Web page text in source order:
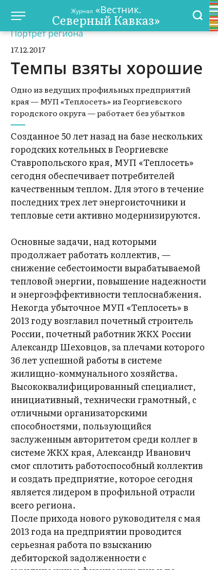
Журнал «Вестник.
Северный Кавказ»
Портрет региона
17.12.2017
Темпы взяты хорошие
Одно из ведущих профильных предприятий
края — МУП «Теплосеть» из Георгиевского
городского округа — работает без убытков
Созданное 50 лет назад на базе нескольких
городских котельных в Георгиевске
Ставропольского края, МУП «Теплосеть»
сегодня обеспечивает потребителей
качественным теплом. Для этого в течение
последних трех лет энергоисточники и
тепловые сети активно модернизируются.
Основные задачи, над которыми
продолжает работать коллектив, —
снижение себестоимости вырабатываемой
тепловой энергии, повышение надежности
и энергоэффективности теплоснабжения.
Некогда убыточное МУП «Теплосеть» в
2013 году возглавил почетный строитель
России, почетный работник ЖКХ России
Александр Шеховцов, за плечами которого
36 лет успешной работы в системе
жилищно-коммунального хозяйства.
Высококвалифицированный специалист,
инициативный, технически грамотный, с
отличными организаторскими
способностями, пользующийся
заслуженным авторитетом среди коллег в
системе ЖКХ края, Александр Иванович
смог сплотить работоспособный коллектив
и создать предприятие, которое сегодня
является лидером в профильной отрасли
всего региона.
После прихода нового руководителя с мая
2013 года на предприятии проводится
серьезная работа по взысканию
дебиторской задолженности с